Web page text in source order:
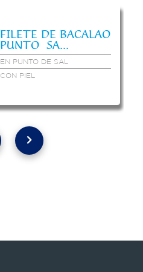
FILETE DE BACALAO
PUNTO SA...
EN PUNTO DE SAL
CON PIEL